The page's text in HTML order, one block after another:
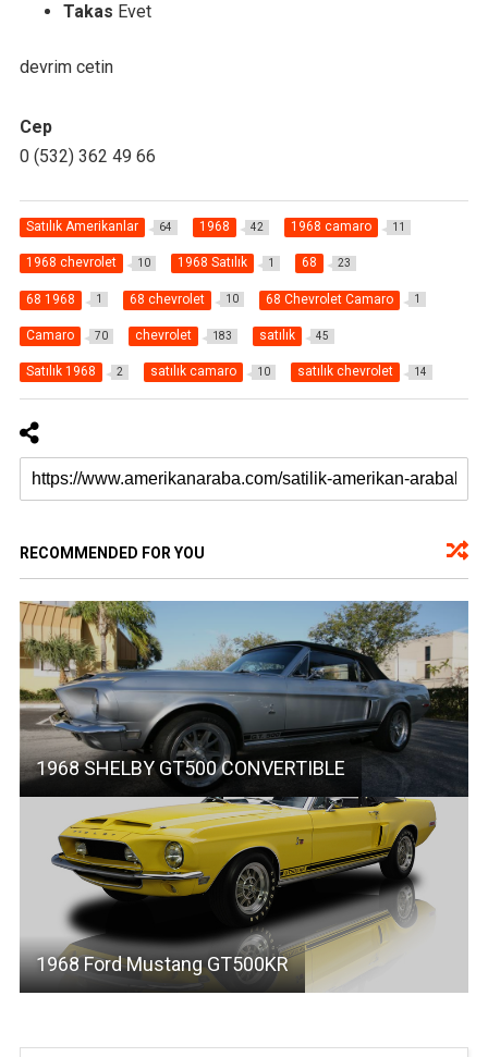
Takas Evet
devrim cetin
Cep
0 (532) 362 49 66
Satılık Amerikanlar 64 1968 42 1968 camaro 11
1968 chevrolet 10 1968 Satılık 1 68 23
68 1968 1 68 chevrolet 10 68 Chevrolet Camaro 1
Camaro 70 chevrolet 183 satılık 45
Satılık 1968 2 satılık camaro 10 satılık chevrolet 14
RECOMMENDED FOR YOU
1968 SHELBY GT500 CONVERTIBLE
1968 Ford Mustang GT500KR